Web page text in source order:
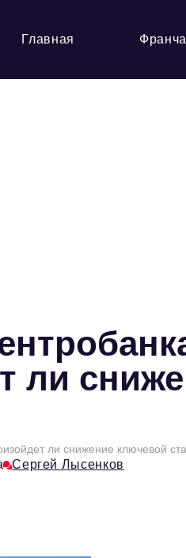
Главная
ли
ли снижение ключевой
Сергей Лысенков